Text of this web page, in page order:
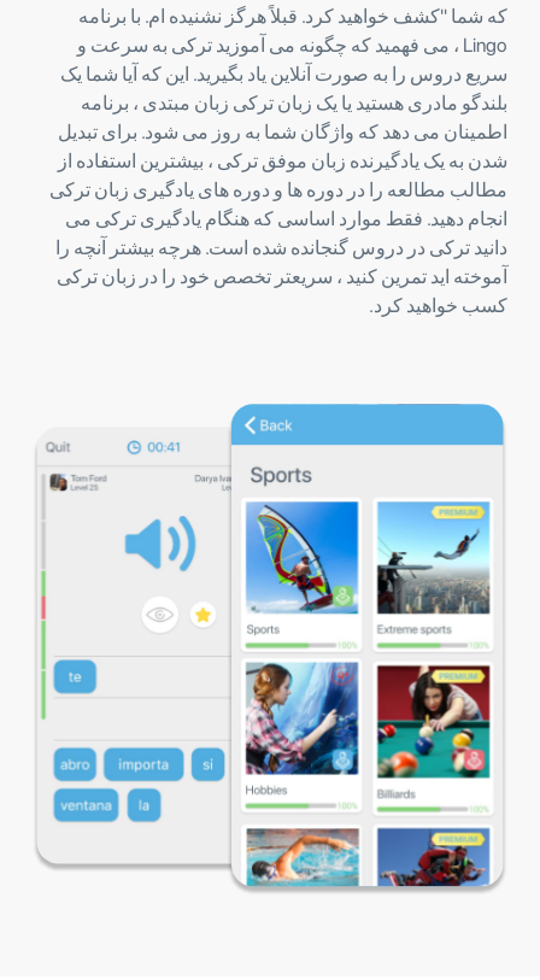
که شما "کشف خواهید کرد. قبلاً هرگز نشنیده ام. با برنامه
Lingo ، می فهمید که چگونه می آموزید ترکی به سرعت و
سریع دروس را به صورت آنلاین یاد بگیرید. این که آیا شما یک
بلندگو مادری هستید یا یک زبان ترکی زبان مبتدی ، برنامه
اطمینان می دهد که واژگان شما به روز می شود. برای تبدیل
شدن به یک یادگیرنده زبان موفق ترکی ، بیشترین استفاده از
مطالب مطالعه را در دوره ها و دوره های یادگیری زبان ترکی
انجام دهید. فقط موارد اساسی که هنگام یادگیری ترکی می
دانید ترکی در دروس گنجانده شده است. هرچه بیشتر آنچه را
آموخته اید تمرین کنید ، سریعتر تخصص خود را در زبان ترکی
کسب خواهید کرد.